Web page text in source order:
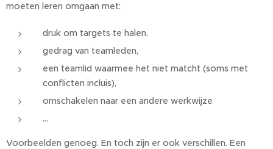
moeten leren omgaan met:
druk om targets te halen,
gedrag van teamleden,
een teamlid waarmee het niet matcht (soms met
conflicten incluis),
omschakelen naar een andere werkwijze
...
Voorbeelden genoeg. En toch zijn er ook verschillen. Een